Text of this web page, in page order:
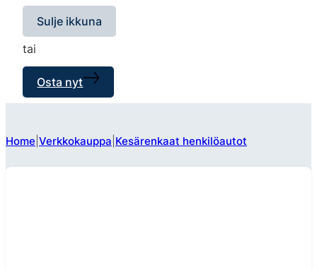
Sulje ikkuna
tai
Osta nyt
Home Verkkokauppa Kesärenkaat henkilöautot